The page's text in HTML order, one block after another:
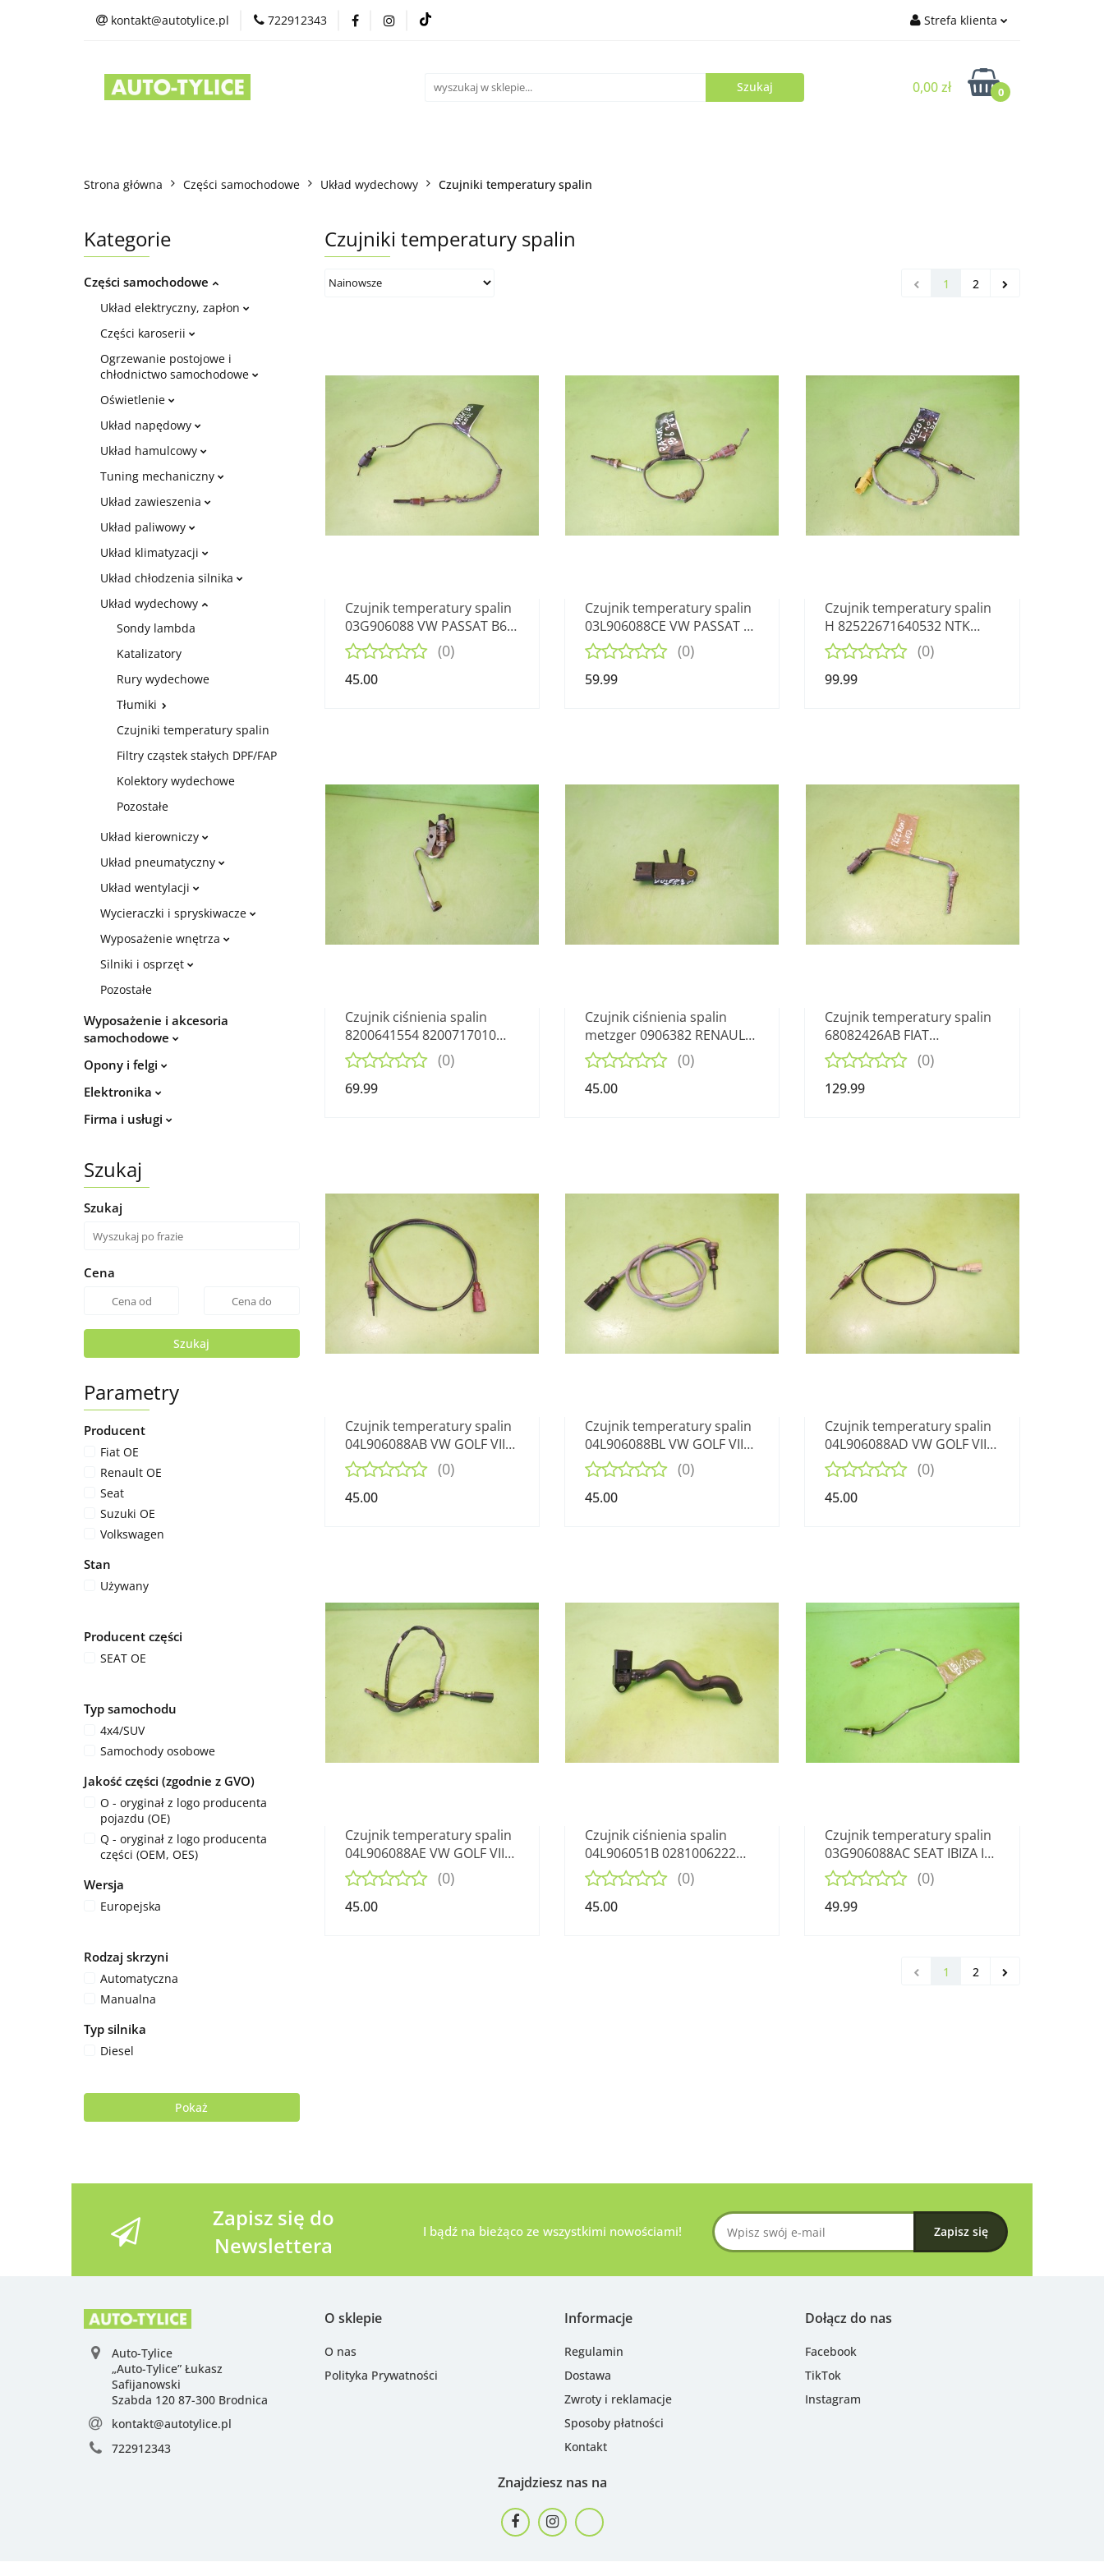
kontakt@autotylice.pl 722912343 Strefa klienta
Zaloguj się
Zarejestruj się
0,00 zł 0
Strona główna Części samochodowe Układ wydechowy Czujniki temperatury spalin
Kategorie
Części samochodowe
Układ elektryczny, zapłon
Części karoserii
Ogrzewanie postojowe i
chłodnictwo samochodowe
Oświetlenie
Układ napędowy
Układ hamulcowy
Tuning mechaniczny
Układ zawieszenia
Układ paliwowy
Układ klimatyzacji
Układ chłodzenia silnika
Układ wydechowy
Sondy lambda
Katalizatory
Rury wydechowe
Tłumiki
Czujniki temperatury spalin
Filtry cząstek stałych DPF/FAP
Kolektory wydechowe
Pozostałe
Układ kierowniczy
Układ pneumatyczny
Układ wentylacji
Wycieraczki i spryskiwacze
Wyposażenie wnętrza
Silniki i osprzęt
Pozostałe
Wyposażenie i akcesoria
samochodowe
Opony i felgi
Elektronika
Firma i usługi
Szukaj
Szukaj
Cena
Szukaj
Parametry
Producent
Fiat OE
Renault OE
Seat
Suzuki OE
Volkswagen
Stan
Używany
Producent części
SEAT OE
Typ samochodu
4x4/SUV
Samochody osobowe
Jakość części (zgodnie z GVO)
O - oryginał z logo producenta
pojazdu (OE)
Q - oryginał z logo producenta
części (OEM, OES)
Wersja
Europejska
Rodzaj skrzyni
Automatyczna
Manualna
Typ silnika
Diesel
Pokaż
Czujniki temperatury spalin
1 2
Czujnik temperatury spalin
03G906088 VW PASSAT B6
2.0 TDI 8V 05-09(0)
45.00
Czujnik temperatury spalin
03L906088CE VW PASSAT B6
2.0 TDI 8V 05-09(0)
59.99
Czujnik temperatury spalin
H 82522671640532 NTK
RENAULT KOLEOS I 2.0 DCI
(0)
99.99
Czujnik ciśnienia spalin
8200641554 8200717010
RENAULT KOLEOS I PHI 2.0
DCI
(0)
69.99
Czujnik ciśnienia spalin
metzger 0906382 RENAULT
KOLEOS I PHI 2.0 DCI 07-
(0)
45.00
Czujnik temperatury spalin
68082426AB FIAT
FREEMONT I 2.0 D MJET 11-
15
(0)
129.99
Czujnik temperatury spalin
04L906088AB VW GOLF VII
2.0 TDI 12-16
(0)
45.00
Czujnik temperatury spalin
04L906088BL VW GOLF VII
2.0 TDI 12-16
(0)
45.00
Czujnik temperatury spalin
04L906088AD VW GOLF VII
2.0 TDI 12-16
(0)
45.00
Czujnik temperatury spalin
04L906088AE VW GOLF VII
2.0 TDI 12-16
(0)
45.00
Czujnik ciśnienia spalin
04L906051B 0281006222
VW GOLF VII 2.0 TDI 12-16
(0)
45.00
Czujnik temperatury spalin
03G906088AC SEAT IBIZA IV
6J 1.9TDI 08-12
(0)
49.99
1 2
Zapisz się do
Newslettera
I bądź na bieżąco ze wszystkimi nowościami!
Auto-Tylice
„Auto-Tylice” Łukasz
Safijanowski
Szabda 120 87-300 Brodnica
kontakt@autotylice.pl
722912343
O sklepie
O nas
Polityka Prywatności
Informacje
Regulamin
Dostawa
Zwroty i reklamacje
Sposoby płatności
Kontakt
Dołącz do nas
Facebook
TikTok
Instagram
Znajdziesz nas na